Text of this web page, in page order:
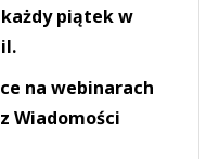
piątek w
na webinarach
Wiadomości